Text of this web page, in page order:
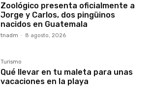
Zoológico presenta oficialmente a
Jorge y Carlos, dos pingüinos
nacidos en Guatemala
tnadm - 8 agosto, 2026
Turismo
Qué llevar en tu maleta para unas
vacaciones en la playa